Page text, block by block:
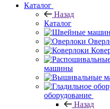
Каталог
Назад
Каталог
машины
оборудование
Назад